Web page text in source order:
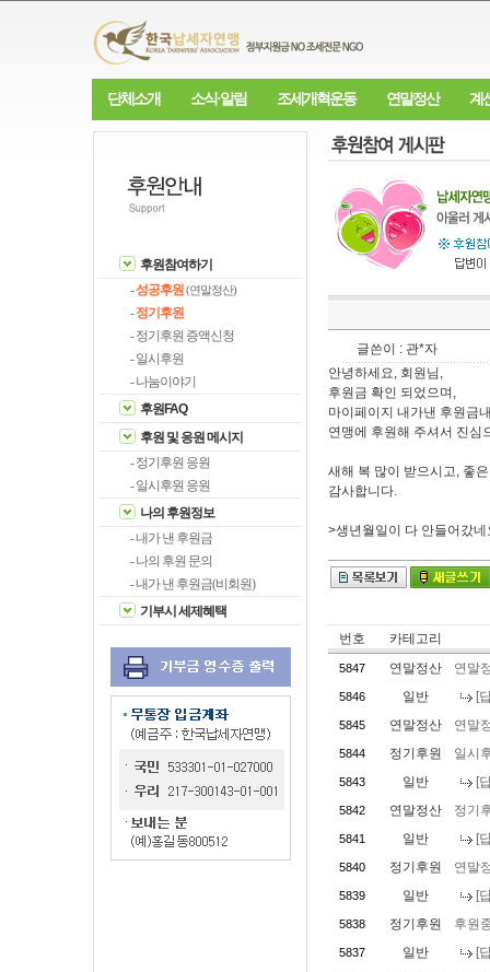
단체소개 소식·알림 조세개혁운동 연말정산 계
후원참여하기
-성공후원(연말정산)
-정기후원
- 정기후원 증액신청
- 일시후원
- 나눔이야기
후원FAQ
후원 및 응원 메시지
- 정기후원 응원
- 일시후원 응원
나의 후원정보
- 내가 낸 후원금
- 나의 후원 문의
- 내가 낸 후원금(비회원)
기부시 세제혜택
글쓴이 : 관*자
안녕하세요, 회원님,
후원금 확인 되었으며,
마이페이지 내가낸 후원금
연맹에 후원해 주셔서 진심
새해 복 많이 받으시고, 좋
감사합니다.
>생년월일이 다 안들어갔네
번호 카테고리
5847 연말정산 연말
5846 일반 [
5845 연말정산 연말
5844 정기후원 일시
5843 일반 [
5842 연말정산 정기
5841 일반 [
5840 정기후원 연말
5839 일반 [
5838 정기후원 후원
5837 일반 [